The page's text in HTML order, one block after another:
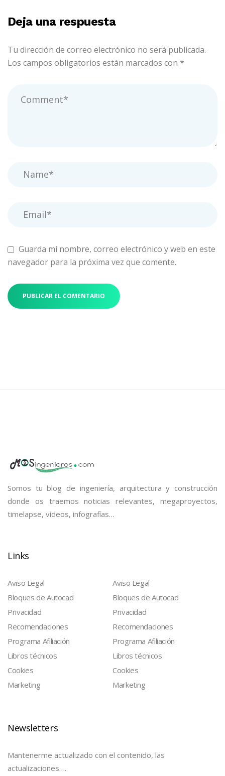
Deja una respuesta
Tu dirección de correo electrónico no será publicada.
Los campos obligatorios están marcados con *
Guarda mi nombre, correo electrónico y web en este
navegador para la próxima vez que comente.
Somos tu blog de ingeniería, arquitectura y construcción
donde os traemos noticias relevantes, megaproyectos,
timelapse, vídeos, infografías…
Links
Aviso Legal
Aviso Legal
Bloques de Autocad
Bloques de Autocad
Privacidad
Privacidad
Recomendaciones
Recomendaciones
Programa Afiliación
Programa Afiliación
Libros técnicos
Libros técnicos
Cookies
Cookies
Marketing
Marketing
Newsletters
Mantenerme actualizado con el contenido, las
actualizaciones….